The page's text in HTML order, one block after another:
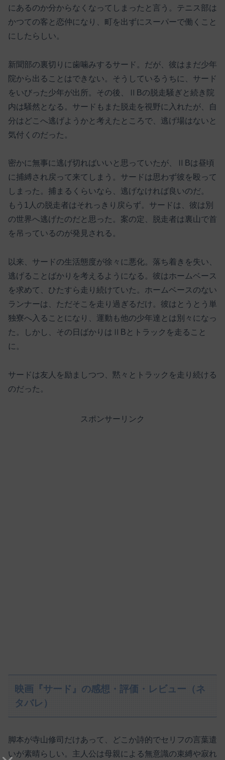
にあるのか分からなくなってしまったと言う。テニス部は
かつての客と恋仲になり、町を出ずにスーパーで働くこと
にしたらしい。
新聞部の裏切りに歯噛みするサード。だが、彼はまだ少年
院から出ることはできない。そうしているうちに、サード
をいびった少年が出所。その後、ⅡBの脱走騒ぎと続き院
内は騒然となる。サードもまた脱走を視野に入れたが、自
分はどこへ逃げようかと考えたところで、逃げ場はないと
気付くのだった。
密かに無事に逃げ切ればいいと思っていたが、ⅡBは昼頃
に捕縛され戻って来てしまう。サードは思わず彼を殴って
しまった。捕まるくらいなら、逃げなければ良いのだ。
もう1人の脱走者はそれっきり戻らず。サードは、彼は別
の世界へ逃げたのだと思った。案の定、脱走者は裏山で首
を吊っているのが発見される。
以来、サードの生活態度が徐々に悪化。落ち着きを失い、
逃げることばかりを考えるようになる。彼はホームベース
を求めて、ひたすら走り続けていた。ホームベースのない
ランナーは、ただそこを走り過ぎるだけ。彼はとうとう単
独寮へ入ることになり、運動も他の少年達とは別々になっ
た。しかし、その日ばかりはⅡBとトラックを走ること
に。
サードは友人を励ましつつ、黙々とトラックを走り続ける
のだった。
スポンサーリンク
映画『サード』の感想・評価・レビュー（ネ
タバレ）
脚本が寺山修司だけあって、どこか詩的でセリフの言葉遣
いが素晴らしい。主人公は母親による無意識の束縛や寂れ